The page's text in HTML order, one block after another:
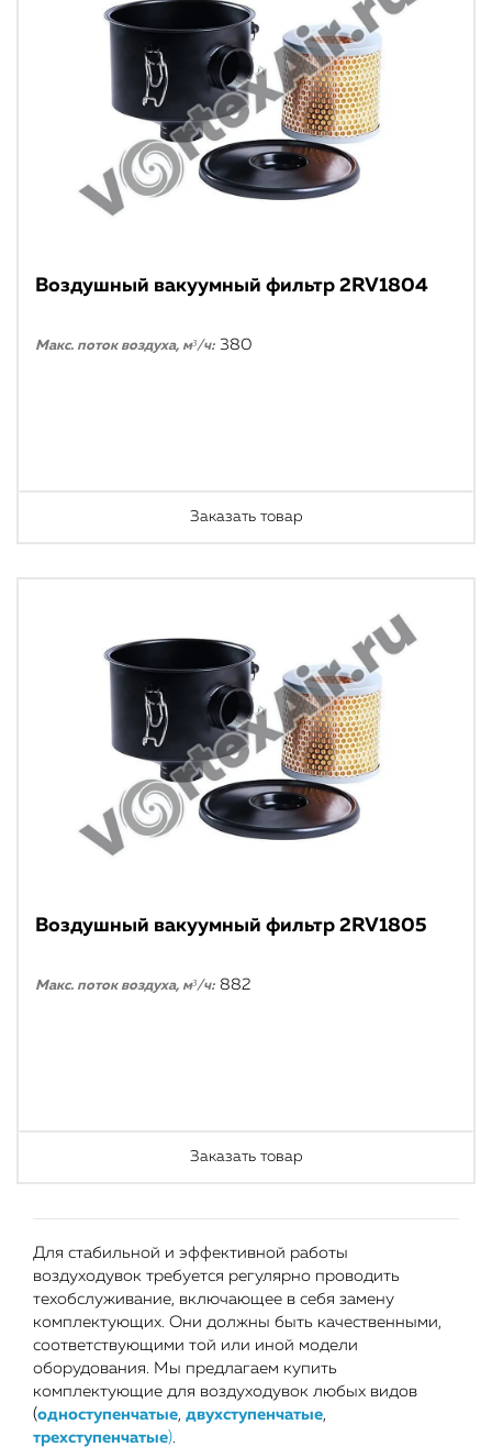
Воздушный вакуумный фильтр 2RV1804
Макс. поток воздуха, м³/ч: 380
Заказать товар
Воздушный вакуумный фильтр 2RV1805
Макс. поток воздуха, м³/ч: 882
Заказать товар
Для стабильной и эффективной работы
воздуходувок требуется регулярно проводить
техобслуживание, включающее в себя замену
комплектующих. Они должны быть качественными,
соответствующими той или иной модели
оборудования. Мы предлагаем купить
комплектующие для воздуходувок любых видов
(одноступенчатые, двухступенчатые,
трехступенчатые).